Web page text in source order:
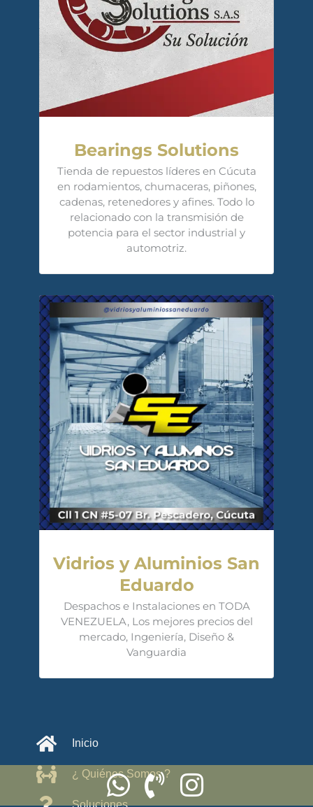
Bearings Solutions
Tienda de repuestos líderes en Cúcuta
en rodamientos, chumaceras, piñones,
cadenas, retenedores y afines. Todo lo
relacionado con la transmisión de
potencia para el sector industrial y
automotriz.
Vidrios y Aluminios San
Eduardo
Despachos e Instalaciones en TODA
VENEZUELA, Los mejores precios del
mercado, Ingeniería, Diseño &
Vanguardia
Inicio
¿ Quiénes Somos ?
Soluciones